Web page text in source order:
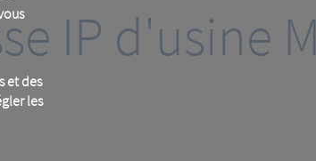
et des
les
IP d'usine